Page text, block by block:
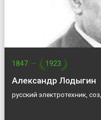
1847 — 1923
Александр Лодыгин
русский электротехник,